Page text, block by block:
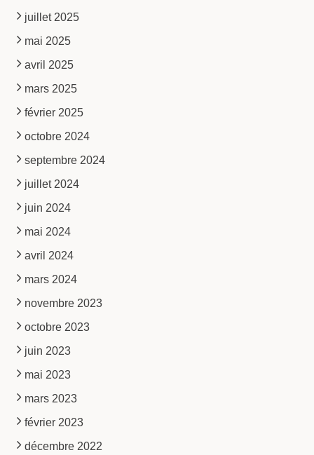
juillet 2025
mai 2025
avril 2025
mars 2025
février 2025
octobre 2024
septembre 2024
juillet 2024
juin 2024
mai 2024
avril 2024
mars 2024
novembre 2023
octobre 2023
juin 2023
mai 2023
mars 2023
février 2023
décembre 2022